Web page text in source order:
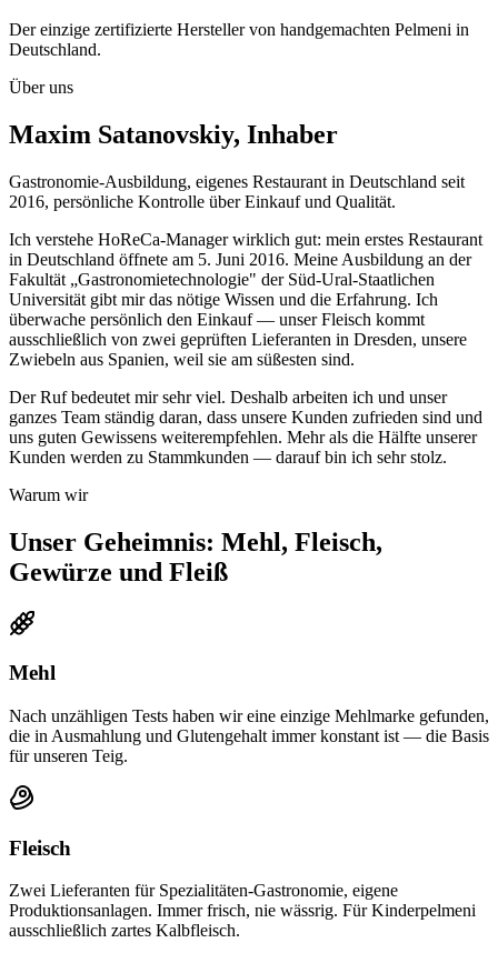
Der einzige zertifizierte Hersteller von handgemachten Pelmeni in
Deutschland.
Über uns
Maxim Satanovskiy, Inhaber
Gastronomie-Ausbildung, eigenes Restaurant in Deutschland seit
2016, persönliche Kontrolle über Einkauf und Qualität.
Ich verstehe HoReCa-Manager wirklich gut: mein erstes Restaurant
in Deutschland öffnete am 5. Juni 2016. Meine Ausbildung an der
Fakultät „Gastronomietechnologie" der Süd-Ural-Staatlichen
Universität gibt mir das nötige Wissen und die Erfahrung. Ich
überwache persönlich den Einkauf — unser Fleisch kommt
ausschließlich von zwei geprüften Lieferanten in Dresden, unsere
Zwiebeln aus Spanien, weil sie am süßesten sind.
Der Ruf bedeutet mir sehr viel. Deshalb arbeiten ich und unser
ganzes Team ständig daran, dass unsere Kunden zufrieden sind und
uns guten Gewissens weiterempfehlen. Mehr als die Hälfte unserer
Kunden werden zu Stammkunden — darauf bin ich sehr stolz.
Warum wir
Unser Geheimnis: Mehl, Fleisch,
Gewürze und Fleiß
Mehl
Nach unzähligen Tests haben wir eine einzige Mehlmarke gefunden,
die in Ausmahlung und Glutengehalt immer konstant ist — die Basis
für unseren Teig.
Fleisch
Zwei Lieferanten für Spezialitäten-Gastronomie, eigene
Produktionsanlagen. Immer frisch, nie wässrig. Für Kinderpelmeni
ausschließlich zartes Kalbfleisch.